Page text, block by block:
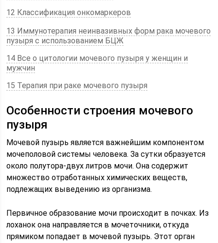
12 Классификация онкомаркеров
13 Иммунотерапия неинвазивных форм рака мочевого
пузыря с использованием БЦЖ
14 Все о цитологии мочевого пузыря у женщин и
мужчин
15 Терапия при раке мочевого пузыря
Особенности строения мочевого
пузыря
Мочевой пузырь является важнейшим компонентом
мочеполовой системы человека. За сутки образуется
около полутора-двух литров мочи. Она содержит
множество отработанных химических веществ,
подлежащих выведению из организма.
Первичное образование мочи происходит в почках. Из
лоханок она направляется в мочеточники, откуда
прямиком попадает в мочевой пузырь. Этот орган